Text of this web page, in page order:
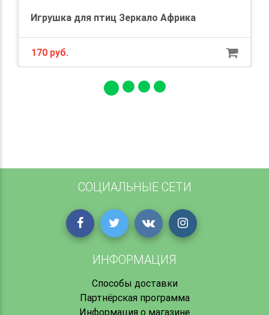
Игрушка для птиц Зеркало Африка
170 руб.
СОЦИАЛЬНЫЕ СЕТИ
ИНФОРМАЦИЯ
Способы доставки
Партнёрская программа
Информация о магазине